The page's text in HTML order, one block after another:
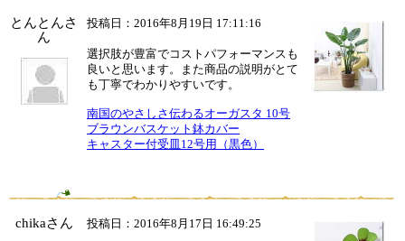
とんとんさ
ん
投稿日：2016年8月19日 17:11:16
選択肢が豊富でコストパフォーマンスも
良いと思います。また商品の説明がとて
も丁寧でわかりやすいです。
南国のやさしさ伝わるオーガスタ 10号
ブラウンバスケット鉢カバー
キャスター付受皿12号用（黒色）
chikaさん 投稿日：2016年8月17日 16:49:25